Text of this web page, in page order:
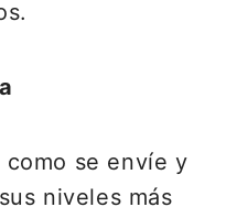
se envíe y
niveles más